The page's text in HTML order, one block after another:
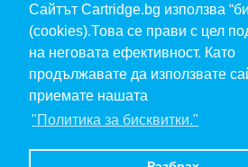
Сайтът Cartridge.bg използва
(cookies).Това се прави с цел
на неговата ефективност. Като
продължавате да използвате
приемате нашата
"Политика за бисквитки."
За нас Гаранции и рекламации Контакт
Отказ и връщане на продукти Общи условия
Изкупуване на празни касети
Цените в евро са изчислени по